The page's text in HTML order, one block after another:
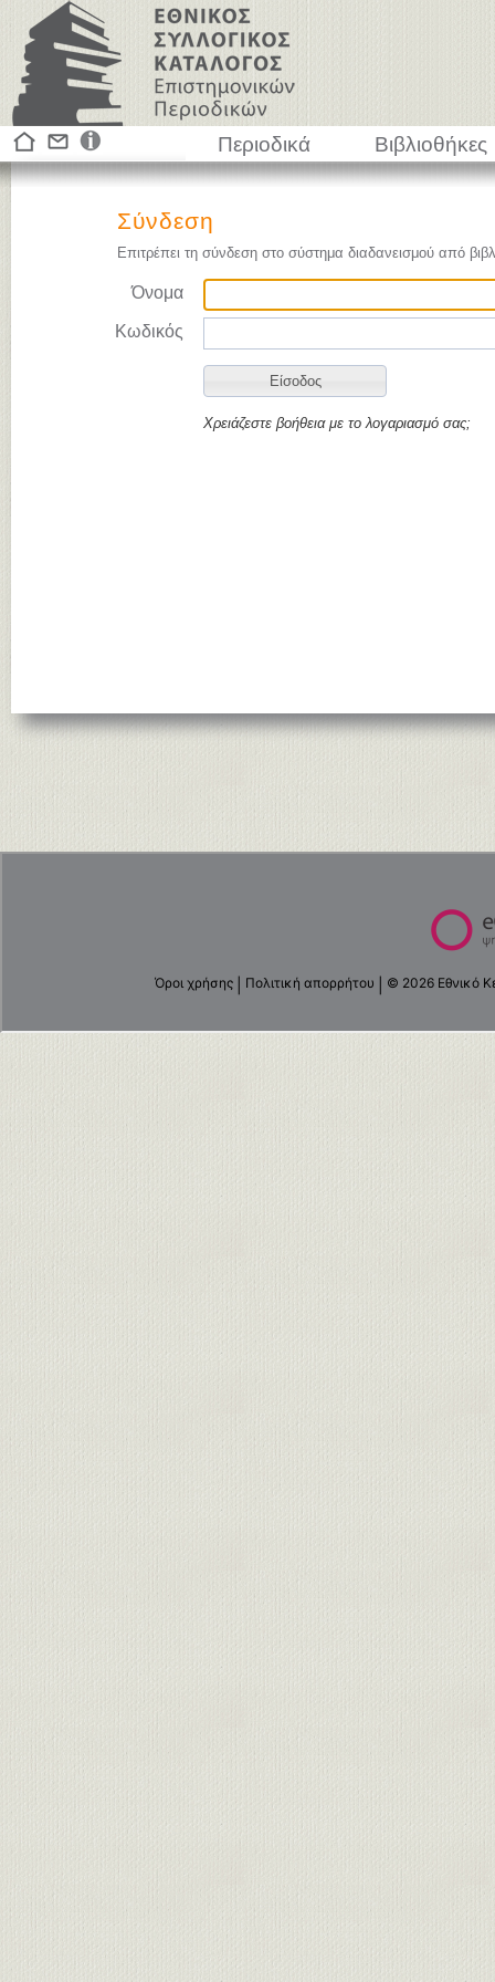
Περιοδικά Βιβλιοθήκες
Σύνδεση
Επιτρέπει τη σύνδεση στο σύστημα διαδανεισμού από
Όνομα
Κωδικός
Χρειάζεστε βοήθεια με το λογαριασμό σας;